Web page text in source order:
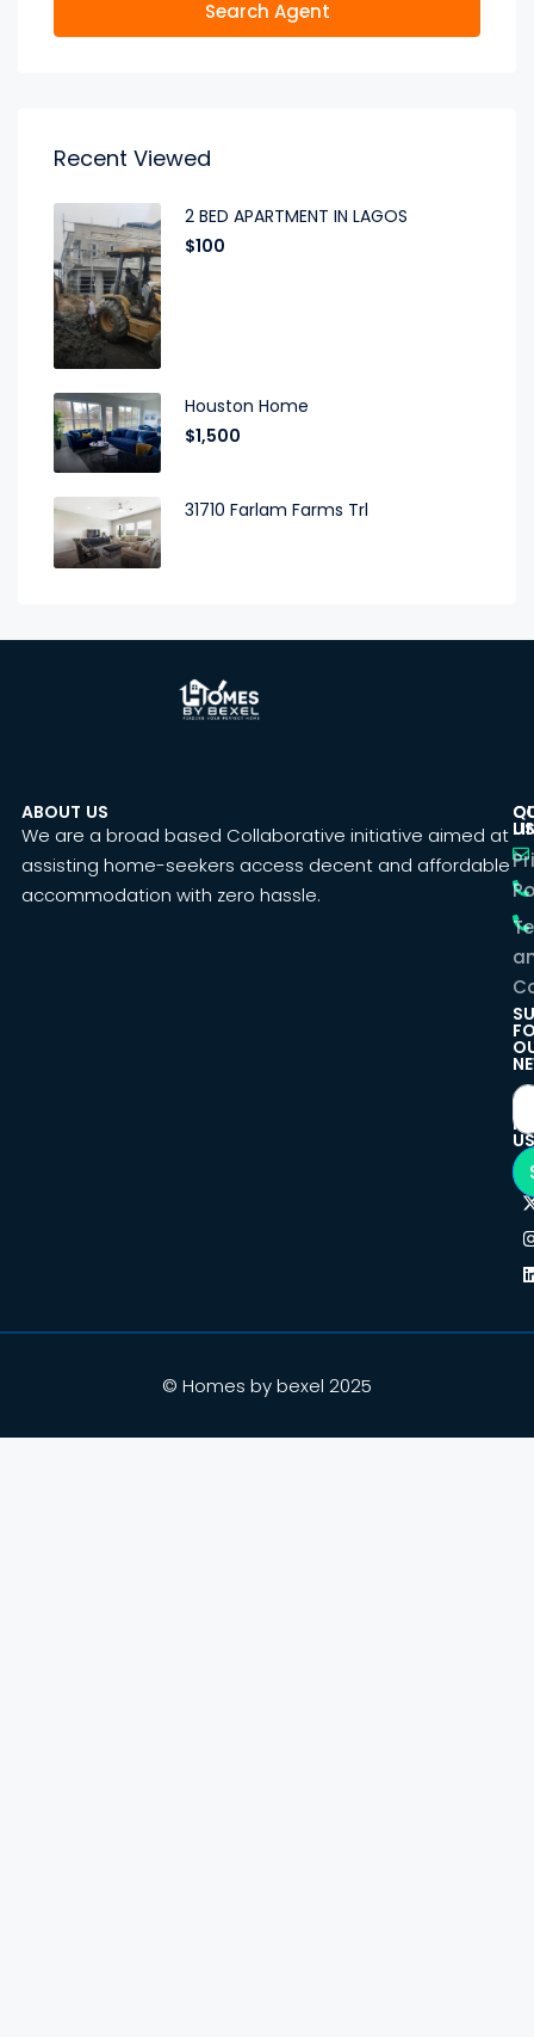
Search Agent
Recent Viewed
2 BED APARTMENT IN LAGOS
$100
Houston Home
$1,500
31710 Farlam Farms Trl
ABOUT US
We are a broad based Collaborative initiative aimed at
assisting home-seekers access decent and affordable
accommodation with zero hassle.
© Homes by bexel 2025